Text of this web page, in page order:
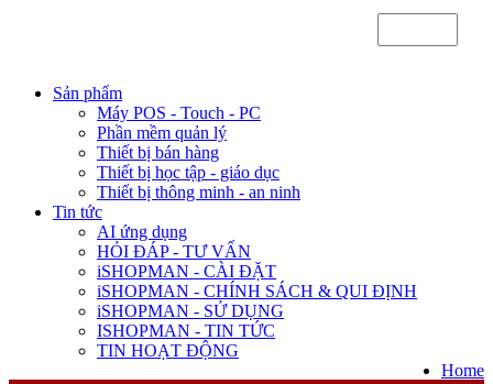
Sản phẩm
Máy POS - Touch - PC
Phần mềm quản lý
Thiết bị bán hàng
Thiết bị học tập - giáo dục
Thiết bị thông minh - an ninh
Tin tức
AI ứng dụng
HỎI ĐÁP - TƯ VẤN
iSHOPMAN - CÀI ĐẶT
iSHOPMAN - CHÍNH SÁCH & QUI ĐỊNH
iSHOPMAN - SỬ DỤNG
ISHOPMAN - TIN TỨC
TIN HOẠT ĐỘNG
Home